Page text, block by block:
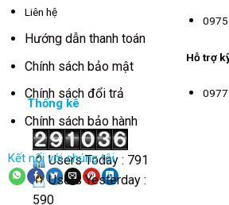
Liên hệ
Hướng dẫn thanh toán
Chính sách bảo mật
Chính sách đổi trả
Chính sách bảo hành
Kết nối với chúng tôi
Hỗ trợ
Thống kê
Users Today : 791
Users Yesterday :
590